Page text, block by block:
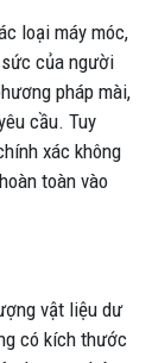
loại máy móc,
của người
pháp mài,
cầu. Tuy
xác không
toàn vào
vật liệu dư
có kích thước